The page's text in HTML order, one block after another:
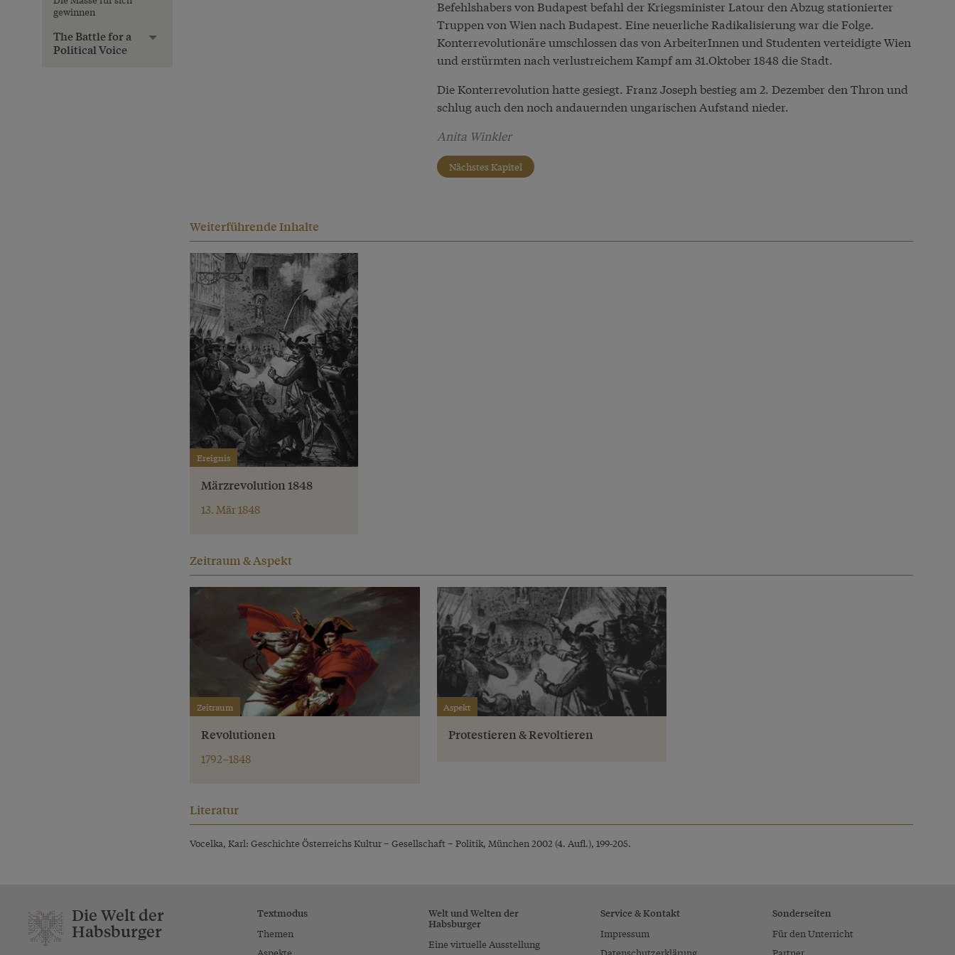
gewinnen
The Battle for a
Political Voice
Toggle menu
Befehlshabers von Budapest befahl der Kriegsminister Latour den Abzug stationierter
Truppen von Wien nach Budapest. Eine neuerliche Radikalisierung war die Folge.
Konterrevolutionäre umschlossen das von ArbeiterInnen und Studenten verteidigte Wien
und erstürmten nach verlustreichem Kampf am 31.Oktober 1848 die Stadt.
Die Konterrevolution hatte gesiegt. Franz Joseph bestieg am 2. Dezember den Thron und
schlug auch den noch andauernden ungarischen Aufstand nieder.
Anita Winkler
Nächstes Kapitel
Weiterführende Inhalte
Ereignis
Märzrevolution 1848
13. Mär 1848
Zeitraum & Aspekt
Zeitraum
Revolutionen
1792–1848
Aspekt
Protestieren & Revoltieren
Literatur
Vocelka, Karl: Geschichte Österreichs Kultur – Gesellschaft – Politik, München 2002 (4. Aufl.), 199-205.
Die Welt der
Habsburger
Textmodus
Themen
Welt und Welten der
Habsburger
Eine virtuelle Ausstellung
Service & Kontakt
Impressum
Sonderseiten
Für den Unterricht